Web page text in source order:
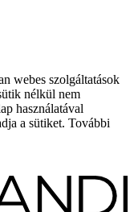
webes szolgáltatások
nélkül nem
használatával
a sütiket. További